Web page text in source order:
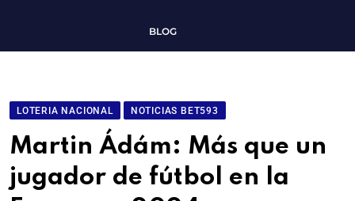
BLOG
LOTERIA NACIONAL NOTICIAS BET593
Martin Ádám: Más que un
jugador de fútbol en la